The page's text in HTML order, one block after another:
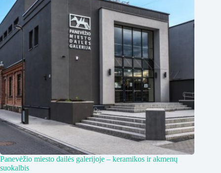
Panevėžio miesto dailės galerijoje – keramikos ir akmenų
suokalbis